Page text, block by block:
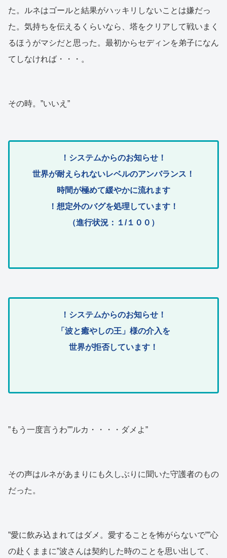
た。ルネはゴールと結果がハッキリしないことは嫌だっ
た。気持ちを伝えるくらいなら、塔をクリアして戦いまく
るほうがマシだと思った。最初からセディンを弟子になん
てしなければ・・・。
その時。”いいえ”
！システムからのお知らせ！
世界が耐えられないレベルのアンバランス！
時間が極めて緩やかに流れます
！想定外のバグを処理しています！
（進行状況：１/１００）
！システムからのお知らせ！
「波と癒やしの王」様の介入を
世界が拒否しています！
”もう一度言うわ””ルカ・・・・ダメよ”
その声はルネがあまりにも久しぶりに聞いた守護者のもの
だった。
”愛に飲み込まれてはダメ。愛することを怖がらないで””心
の赴くままに”波さんは契約した時のことを思い出して、